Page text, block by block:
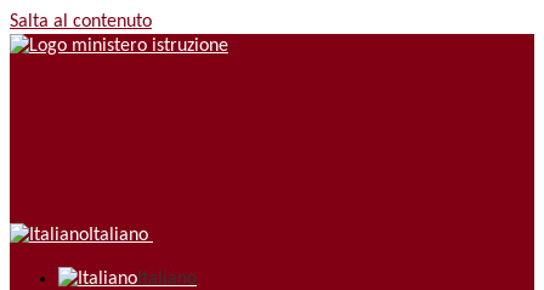
Salta al contenuto
Italiano
Italiano